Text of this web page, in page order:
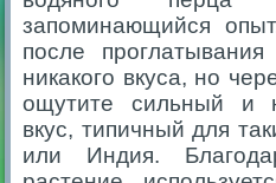
запоминающийся
после
никакого вкуса, но
ощутите сильный и
вкус, типичный для
или Индия.